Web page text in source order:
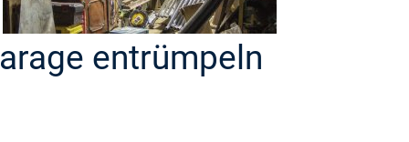
entrümpeln